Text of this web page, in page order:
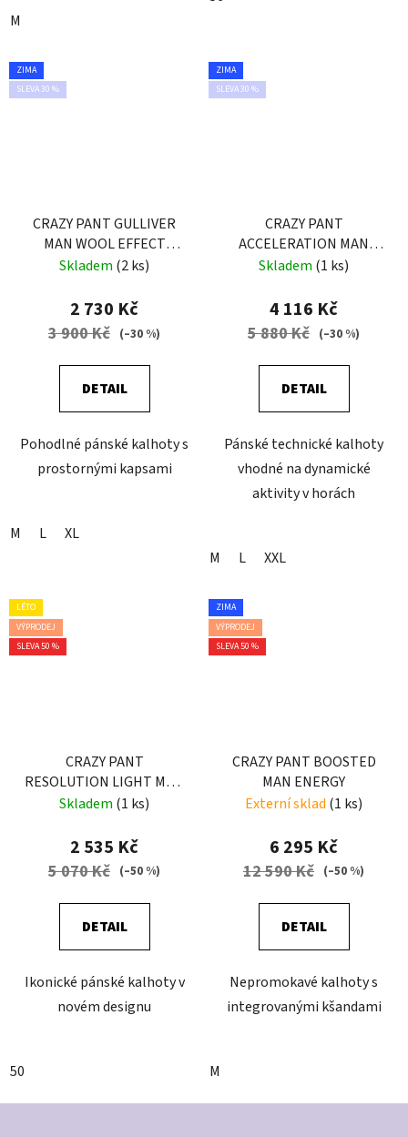
M
ZIMA
SLEVA 30 %
CRAZY PANT GULLIVER
MAN WOOL EFFECT
DARK GRAY
Skladem (2 ks)
2 730 Kč
3 900 Kč (–30 %)
DETAIL
Pohodlné pánské kalhoty s
prostornými kapsami
M L XL
ZIMA
SLEVA 30 %
CRAZY PANT
ACCELERATION MAN
BLACK
Skladem (1 ks)
4 116 Kč
5 880 Kč (–30 %)
DETAIL
Pánské technické kalhoty
vhodné na dynamické
aktivity v horách
M L XXL
LÉTO
VÝPRODEJ
SLEVA 50 %
CRAZY PANT
RESOLUTION LIGHT MAN
BLACK
Skladem (1 ks)
2 535 Kč
5 070 Kč (–50 %)
DETAIL
Ikonické pánské kalhoty v
novém designu
50
ZIMA
VÝPRODEJ
SLEVA 50 %
CRAZY PANT BOOSTED
MAN ENERGY
Externí sklad (1 ks)
6 295 Kč
12 590 Kč (–50 %)
DETAIL
Nepromokavé kalhoty s
integrovanými kšandami
M
Z